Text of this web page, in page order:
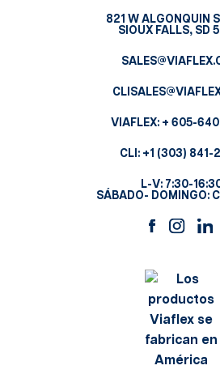
821 W ALGONQUIN
SIOUX FALLS, SD
VIAFLEX: + 605-
CLI: +1 (303) 841-
L-V: 7:30-
SÁBADO- DOMINGO: